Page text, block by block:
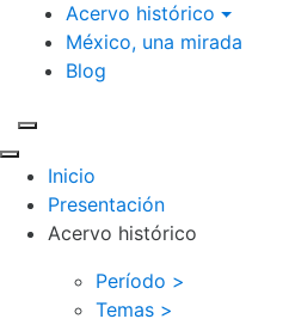
Acervo histórico
México, una mirada
Blog
Inicio
Presentación
Acervo histórico
Período >
Temas >